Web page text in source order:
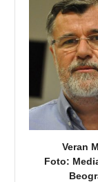
Veran
Foto: